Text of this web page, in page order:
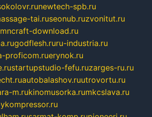
newtech-spb.ru
tai.ruseonub.ruzvonitut.ru
mncraft-download.ru
godflesh.ruru-industria.ru
proficom.ruerynok.ru
startupstudio-fefu.ruzarges-ru.ru
autobalashov.ruutrovortu.ru
m.rukinomusorka.rumkcslava.ru